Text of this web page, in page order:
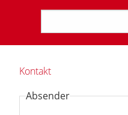
Kontakt
Absender